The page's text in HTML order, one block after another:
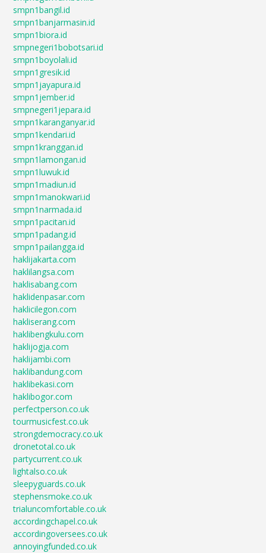
smpn1bangil.id
smpn1banjarmasin.id
smpn1biora.id
smpnegeri1bobotsari.id
smpn1boyolali.id
smpn1gresik.id
smpn1jayapura.id
smpn1jember.id
smpnegeri1jepara.id
smpn1karanganyar.id
smpn1kendari.id
smpn1kranggan.id
smpn1lamongan.id
smpn1luwuk.id
smpn1madiun.id
smpn1manokwari.id
smpn1narmada.id
smpn1pacitan.id
smpn1padang.id
smpn1pailangga.id
haklijakarta.com
haklilangsa.com
haklisabang.com
haklidenpasar.com
haklicilegon.com
hakliserang.com
haklibengkulu.com
haklijogja.com
haklijambi.com
haklibandung.com
haklibekasi.com
haklibogor.com
perfectperson.co.uk
tourmusicfest.co.uk
strongdemocracy.co.uk
dronetotal.co.uk
partycurrent.co.uk
lightalso.co.uk
sleepyguards.co.uk
stephensmoke.co.uk
trialuncomfortable.co.uk
accordingchapel.co.uk
accordingoversees.co.uk
annoyingfunded.co.uk